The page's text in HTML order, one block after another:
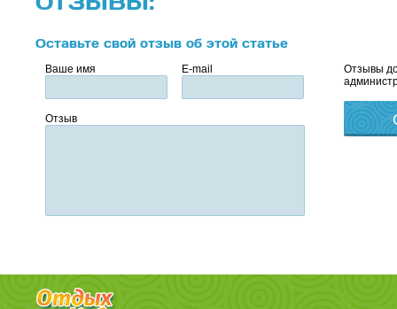
Оставьте свой отзыв об этой статье
Ваше имя E-mail
Отзыв
Отзывы